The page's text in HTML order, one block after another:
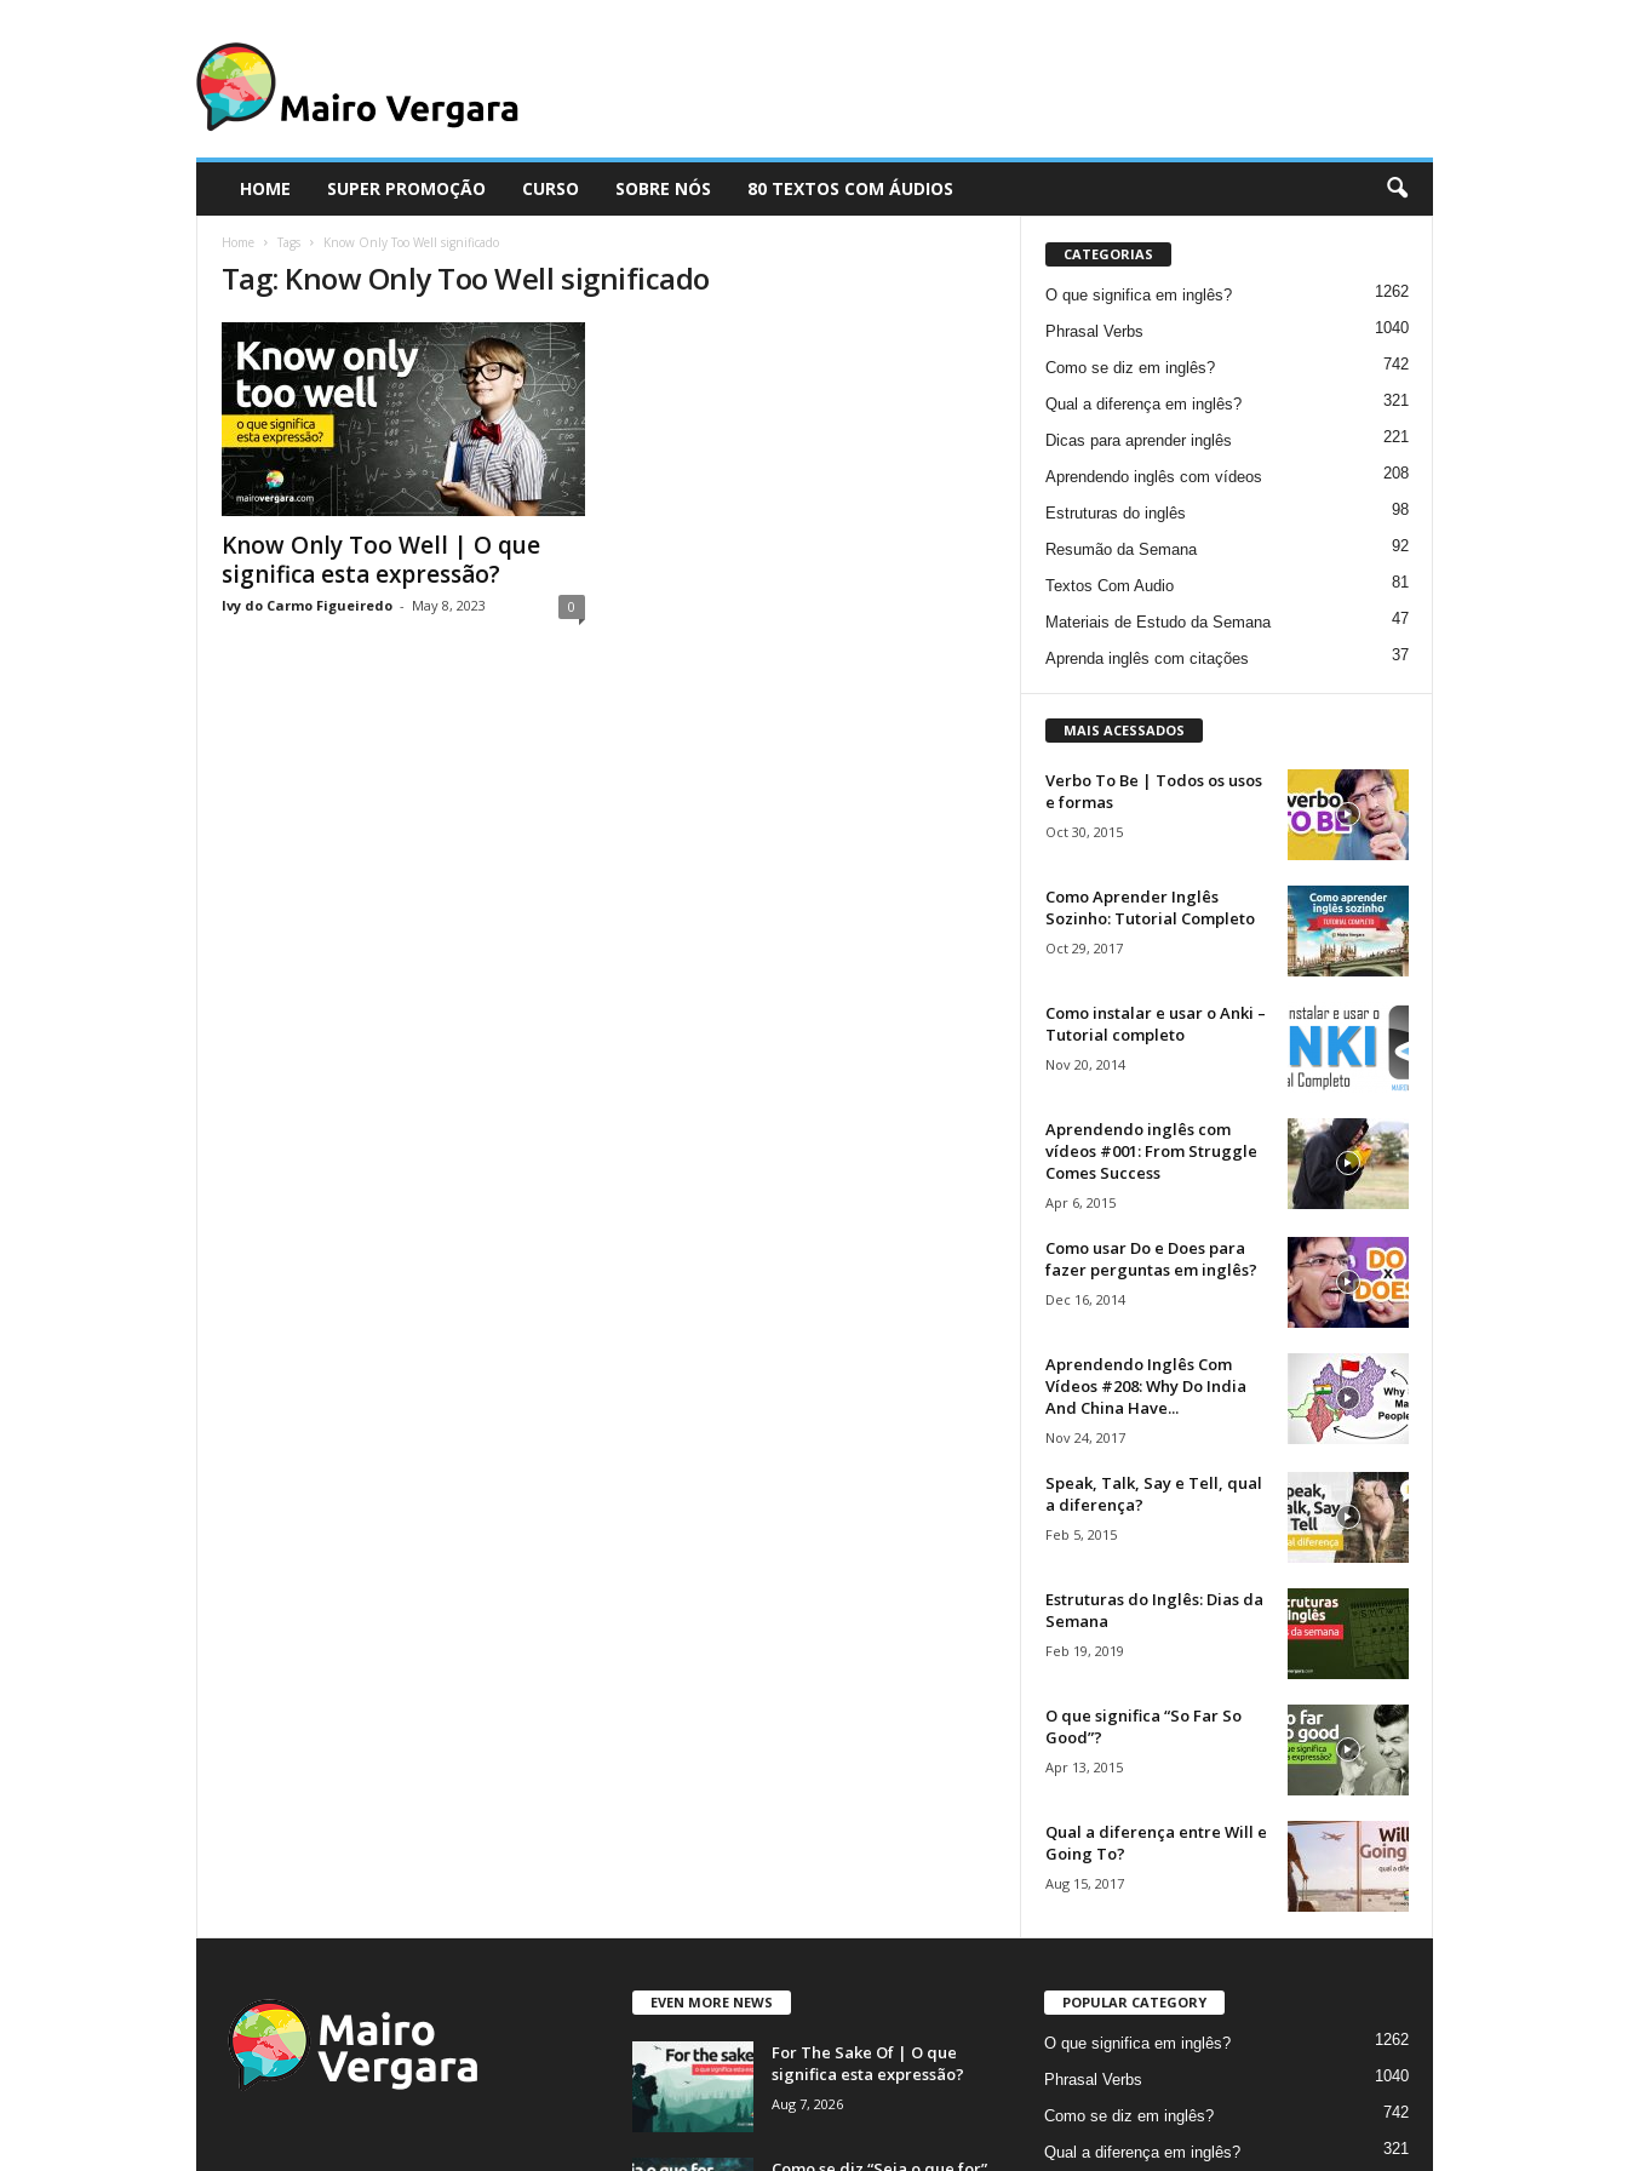
i
r
HOME SUPER PROMOÇÃO CURSO SOBRE NÓS 80 TEXTOS COM ÁUDIOS
Home Tags Know Only Too Well significado
Tag: Know Only Too Well significado
Know Only Too Well | O que
significa esta expressão?
Ivy do Carmo Figueiredo - May 8, 2023 0
CATEGORIAS
O que significa em inglês? 1262
Phrasal Verbs 1040
Como se diz em inglês? 742
Qual a diferença em inglês? 321
Dicas para aprender inglês 221
Aprendendo inglês com vídeos 208
Estruturas do inglês 98
Resumão da Semana 92
Textos Com Audio 81
Materiais de Estudo da Semana 47
Aprenda inglês com citações 37
MAIS ACESSADOS
Verbo To Be | Todos os usos
e formas
Oct 30, 2015
Como Aprender Inglês
Sozinho: Tutorial Completo
Oct 29, 2017
Como instalar e usar o Anki –
Tutorial completo
Nov 20, 2014
Aprendendo inglês com
vídeos #001: From Struggle
Comes Success
Apr 6, 2015
Como usar Do e Does para
fazer perguntas em inglês?
Dec 16, 2014
Aprendendo Inglês Com
Vídeos #208: Why Do India
And China Have...
Nov 24, 2017
Speak, Talk, Say e Tell, qual
a diferença?
Feb 5, 2015
Estruturas do Inglês: Dias da
Semana
Feb 19, 2019
O que significa “So Far So
Good”?
Apr 13, 2015
Qual a diferença entre Will e
Going To?
Aug 15, 2017
EVEN MORE NEWS
For The Sake Of | O que
significa esta expressão?
Aug 7, 2026
POPULAR CATEGORY
O que significa em inglês? 1262
Phrasal Verbs 1040
Como se diz em inglês? 742
Qual a diferença em inglês? 321